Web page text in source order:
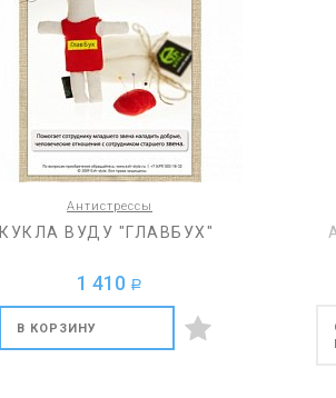
Антистрессы
КУКЛА ВУДУ "ГЛАВБУХ"
1 410 a
В КОРЗИНУ